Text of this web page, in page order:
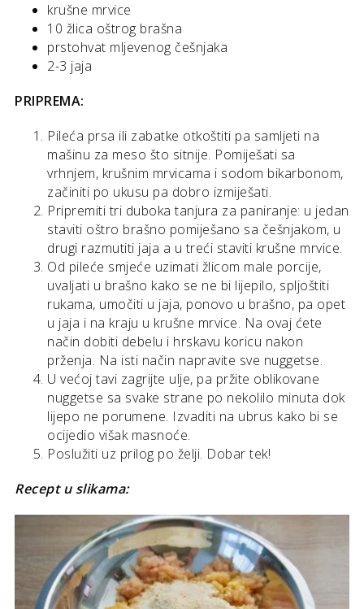
krušne mrvice
10 žlica oštrog brašna
prstohvat mljevenog češnjaka
2-3 jaja
PRIPREMA:
Pileća prsa ili zabatke otkoštiti pa samljeti na
mašinu za meso što sitnije. Pomiješati sa
vrhnjem, krušnim mrvicama i sodom bikarbonom,
začiniti po ukusu pa dobro izmiješati.
Pripremiti tri duboka tanjura za paniranje: u jedan
staviti oštro brašno pomiješano sa češnjakom, u
drugi razmutiti jaja a u treći staviti krušne mrvice.
Od pileće smjeće uzimati žlicom male porcije,
uvaljati u brašno kako se ne bi lijepilo, spljoštiti
rukama, umočiti u jaja, ponovo u brašno, pa opet
u jaja i na kraju u krušne mrvice. Na ovaj ćete
način dobiti debelu i hrskavu koricu nakon
prženja. Na isti način napravite sve nuggetse.
U većoj tavi zagrijte ulje, pa pržite oblikovane
nuggetse sa svake strane po nekolilo minuta dok
lijepo ne porumene. Izvaditi na ubrus kako bi se
ocijedio višak masnoće.
Poslužiti uz prilog po želji. Dobar tek!
Recept u slikama: